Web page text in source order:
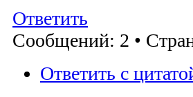
Ответить
Сообщений: 2 •
Ответить с